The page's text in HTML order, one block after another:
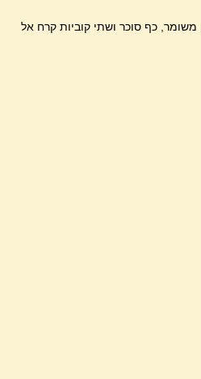
כף סוכר ושתי קוביות קרח אל